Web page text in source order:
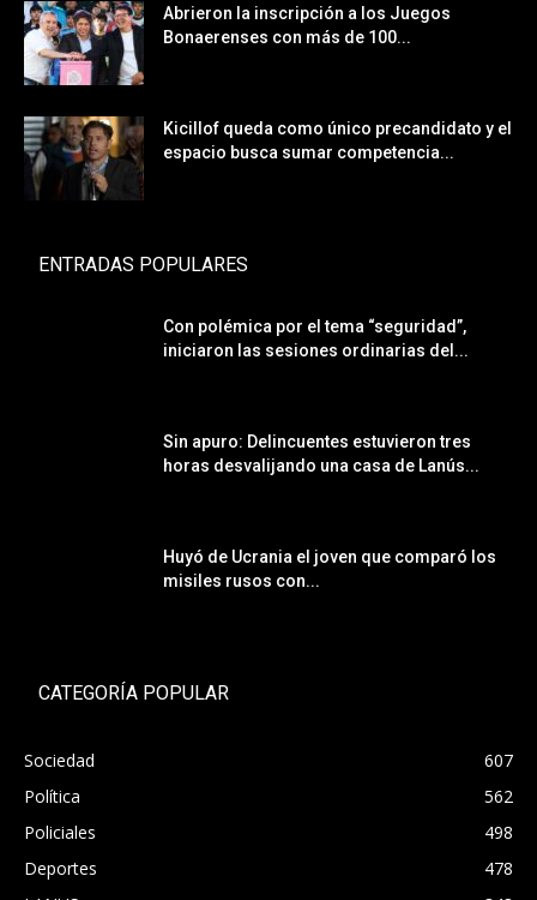
Abrieron la inscripción a los Juegos
Bonaerenses con más de 100...
Kicillof queda como único precandidato y el
espacio busca sumar competencia...
ENTRADAS POPULARES
Con polémica por el tema “seguridad”,
iniciaron las sesiones ordinarias del...
Sin apuro: Delincuentes estuvieron tres
horas desvalijando una casa de Lanús...
Huyó de Ucrania el joven que comparó los
misiles rusos con...
CATEGORÍA POPULAR
Sociedad
607
Política
562
Policiales
498
Deportes
478